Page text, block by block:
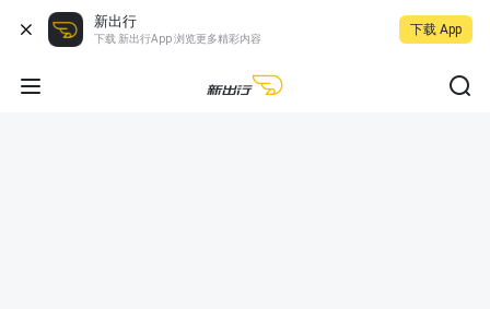
新出行
下载 新出行App 浏览更多精彩内容
下载 App